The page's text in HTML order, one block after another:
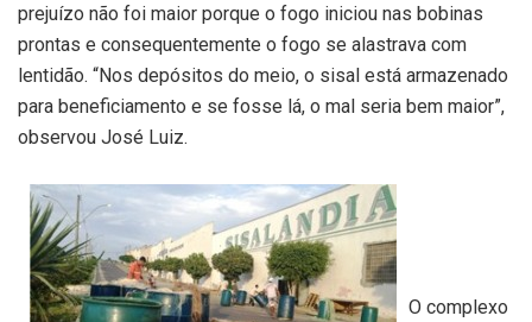
prejuízo não foi maior porque o fogo iniciou nas bobinas
prontas e consequentemente o fogo se alastrava com
lentidão. “Nos depósitos do meio, o sisal está armazenado
para beneficiamento e se fosse lá, o mal seria bem maior”,
observou José Luiz.
O complexo